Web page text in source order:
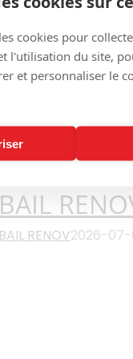
BAIL
BAIL RENOV2026-07-
cookies pour
l'utilisation du site,
et personnaliser le